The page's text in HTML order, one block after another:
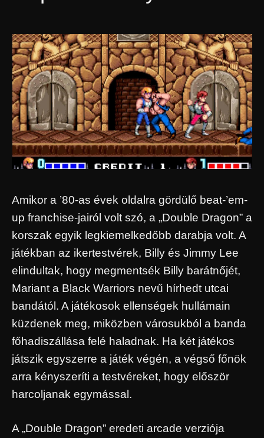
Amikor a ’80-as évek oldalra gördülő beat-’em-
up franchise-jairól volt szó, a „Double Dragon” a
korszak egyik legkiemelkedőbb darabja volt. A
játékban az ikertestvérek, Billy és Jimmy Lee
elindultak, hogy megmentsék Billy barátnőjét,
Mariant a Black Warriors nevű hírhedt utcai
bandától. A játékosok ellenségek hullámain
küzdenek meg, miközben városukból a banda
főhadiszállása felé haladnak. Ha két játékos
játszik egyszerre a játék végén, a végső főnök
arra kényszeríti a testvéreket, hogy először
harcoljanak egymással.
A „Double Dragon” eredeti arcade verziója